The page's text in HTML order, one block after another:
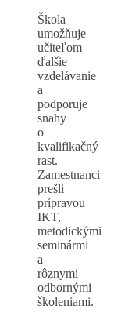
Škola
umožňuje
učiteľom
ďalšie
vzdelávanie
a
podporuje
snahy
o
kvalifikačný
rast.
Zamestnanci
prešli
prípravou
IKT,
metodickými
seminármi
a
rôznymi
odbornými
školeniami.